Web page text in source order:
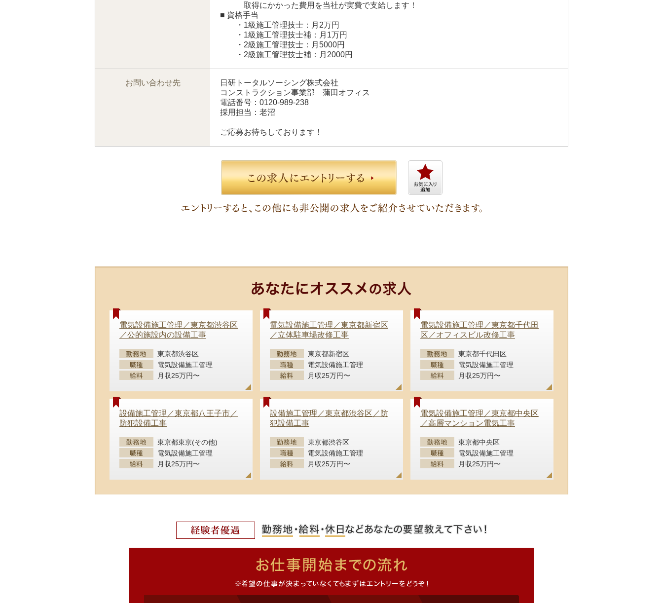
取得にかかった費用を当社が実費で支給します！
■ 資格手当
・1級施工管理技士：月2万円
・1級施工管理技士補：月1万円
・2級施工管理技士：月5000円
・2級施工管理技士補：月2000円
お問い合わせ先
日研トータルソーシング株式会社
コンストラクション事業部 蒲田オフィス
電話番号：0120-989-238
採用担当：老沼
ご応募お待ちしております！
電気設備施工管理／東京都渋谷区
／公的施設内の設備工事
東京都渋谷区
電気設備施工管理
月収25万円〜
電気設備施工管理／東京都新宿区
／立体駐車場改修工事
東京都新宿区
電気設備施工管理
月収25万円〜
電気設備施工管理／東京都千代田
区／オフィスビル改修工事
東京都千代田区
電気設備施工管理
月収25万円〜
設備施工管理／東京都八王子市／
防犯設備工事
東京都東京(その他)
電気設備施工管理
月収25万円〜
設備施工管理／東京都渋谷区／防
犯設備工事
東京都渋谷区
電気設備施工管理
月収25万円〜
電気設備施工管理／東京都中央区
／高層マンション電気工事
東京都中央区
電気設備施工管理
月収25万円〜